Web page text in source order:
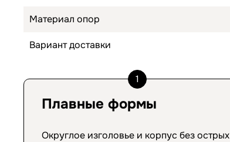
Материал опор
Вариант доставки
1
Плавные формы
Округлое изголовье и корпус без острых